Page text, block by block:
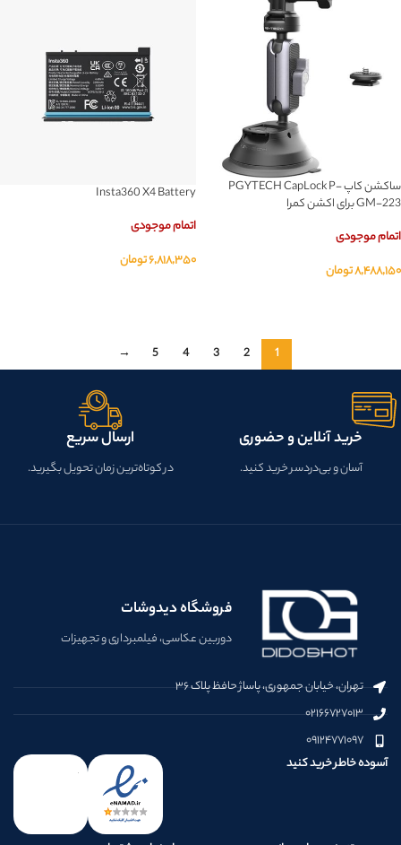
ساکشن کاپ PGYTECH CapLock P-
GM-223 برای اکشن کمرا
اتمام موجودی
۸,۴۸۸,۱۵۰تومان
Insta360 X4 Battery
اتمام موجودی
۶,۸۱۸,۳۵۰تومان
1
2
3
4
5
→
خرید آنلاین و حضوری
آسان و بی‌دردسر خرید کنید.
ارسال سریع
در کوتاه‌ترین زمان تحویل بگیرید.
فروشگاه دیدوشات
دوربین عکاسی، فیلمبرداری و تجهیزات
تهران، خیابان جمهوری، پاساژ حافظ پلاک ۳۶
۰۲۱۶۶۷۲۷۰۱۳
۰۹۱۲۴۷۷۱۰۹۷
آسوده خاطر خرید کنید